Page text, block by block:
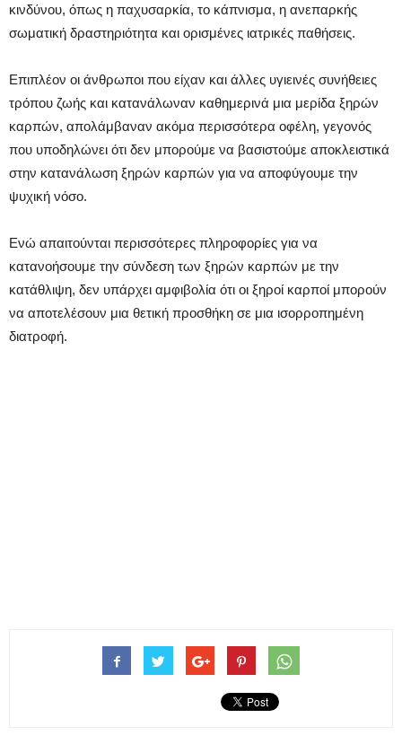
κινδύνου, όπως η παχυσαρκία, το κάπνισμα, η ανεπαρκής
σωματική δραστηριότητα και ορισμένες ιατρικές παθήσεις.
Επιπλέον οι άνθρωποι που είχαν και άλλες υγιεινές συνήθειες
τρόπου ζωής και κατανάλωναν καθημερινά μια μερίδα ξηρών
καρπών, απολάμβαναν ακόμα περισσότερα οφέλη, γεγονός
που υποδηλώνει ότι δεν μπορούμε να βασιστούμε αποκλειστικά
στην κατανάλωση ξηρών καρπών για να αποφύγουμε την
ψυχική νόσο.
Ενώ απαιτούνται περισσότερες πληροφορίες για να
κατανοήσουμε την σύνδεση των ξηρών καρπών με την
κατάθλιψη, δεν υπάρχει αμφιβολία ότι οι ξηροί καρποί μπορούν
να αποτελέσουν μια θετική προσθήκη σε μια ισορροπημένη
διατροφή.